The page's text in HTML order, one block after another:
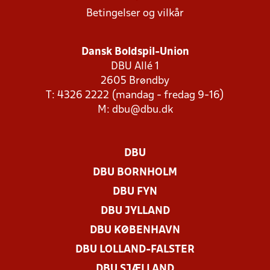
Betingelser og vilkår
Dansk Boldspil-Union
DBU Allé 1
2605 Brøndby
T: 4326 2222 (mandag - fredag 9-16)
M: dbu@dbu.dk
DBU
DBU BORNHOLM
DBU FYN
DBU JYLLAND
DBU KØBENHAVN
DBU LOLLAND-FALSTER